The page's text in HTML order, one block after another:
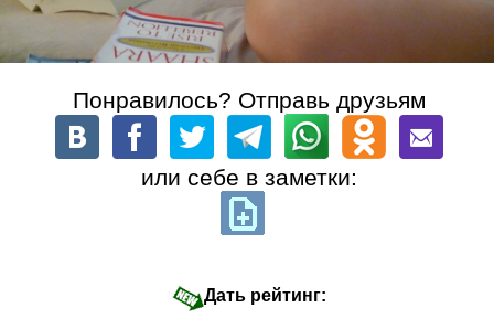
Понравилось? Отправь друзьям
или себе в заметки:
Дать рейтинг: